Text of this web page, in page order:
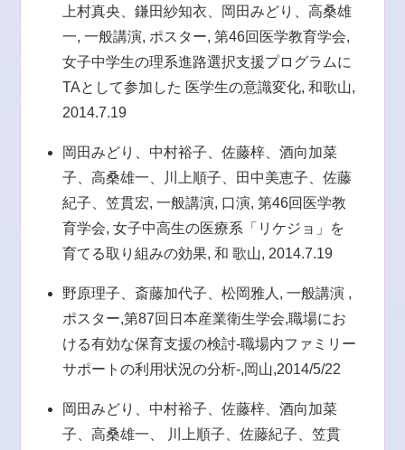
上村真央、鎌田紗知衣、岡田みどり、高桑雄
一, 一般講演, ポスター, 第46回医学教育学会,
女子中学生の理系進路選択支援プログラムに
TAとして参加した 医学生の意識変化, 和歌山,
2014.7.19
岡田みどり、中村裕子、佐藤梓、酒向加菜
子、高桑雄一、川上順子、田中美恵子、佐藤
紀子、笠貫宏, 一般講演, 口演, 第46回医学教
育学会, 女子中高生の医療系「リケジョ」を
育てる取り組みの効果, 和 歌山, 2014.7.19
野原理子、斎藤加代子、松岡雅人, 一般講演 ,
ポスター,第87回日本産業衛生学会,職場にお
ける有効な保育支援の検討-職場内ファミリー
サポートの利用状況の分析-,岡山,2014/5/22
岡田みどり、中村裕子、佐藤梓、酒向加菜
子、高桑雄一、 川上順子、佐藤紀子、笠貫